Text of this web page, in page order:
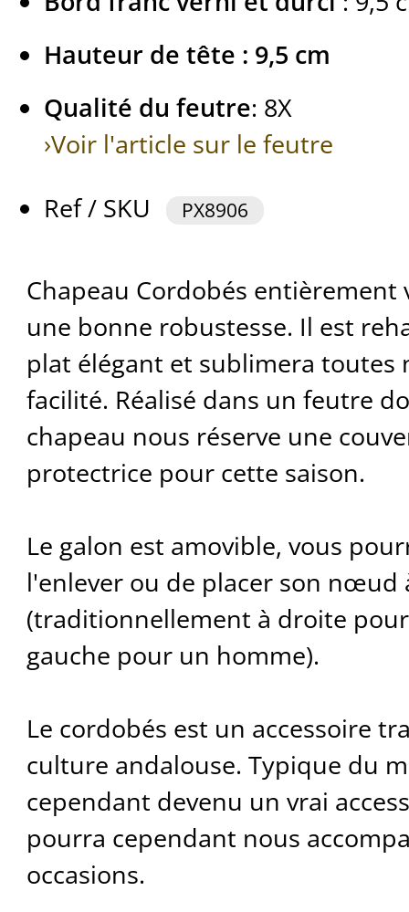
Hauteur de tête : 9,5 cm
Qualité du feutre: 8X
›Voir l'article sur le feutre
Ref / SKU
PX8906
Chapeau Cordobés
une bonne robustesse. Il est
plat élégant et sublimera toutes
facilité. Réalisé dans un feutre
chapeau nous réserve une
protectrice pour cette saison.
Le galon est amovible, vous
l'enlever ou de placer son nœud
(traditionnellement à droite
gauche pour un homme).
Le cordobés est un accessoire
culture andalouse. Typique du
cependant devenu un vrai
pourra cependant nous
occasions.